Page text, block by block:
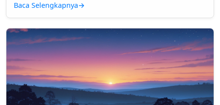
Baca Selengkapnya→